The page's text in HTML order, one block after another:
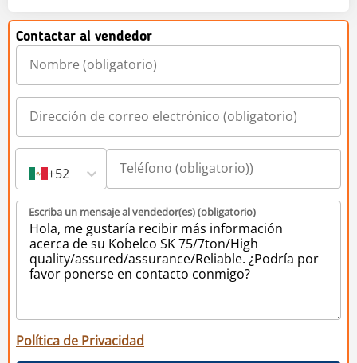
Contactar al vendedor
+52
Escriba un mensaje al vendedor(es) (obligatorio)
Política de Privacidad